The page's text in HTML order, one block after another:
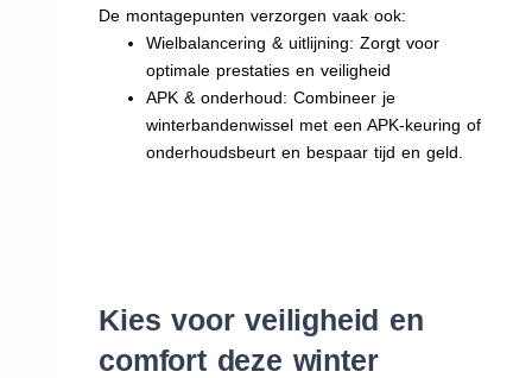
De montagepunten verzorgen vaak ook:
Wielbalancering & uitlijning: Zorgt voor
optimale prestaties en veiligheid
APK & onderhoud: Combineer je
winterbandenwissel met een APK-keuring of
onderhoudsbeurt en bespaar tijd en geld.
Kies voor veiligheid en
comfort deze winter